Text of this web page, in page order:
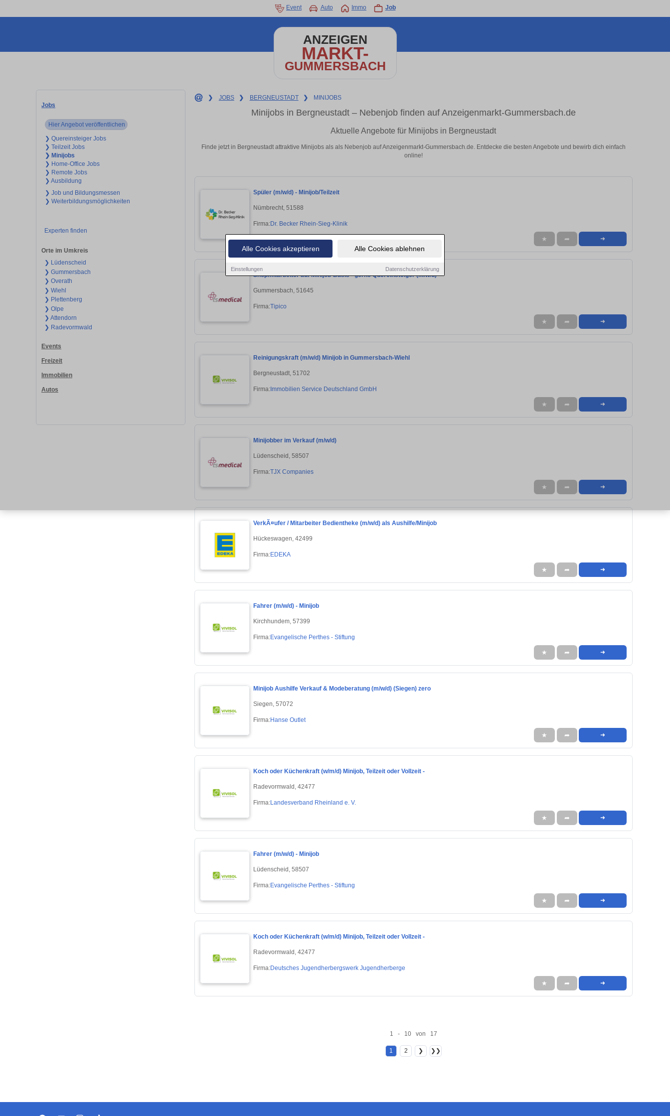
Alle Cookies akzeptieren Alle Cookies ablehnen
Einstellungen Datenschutzerklärung
Event Auto Immo Job
ANZEIGEN
MARKT-
GUMMERSBACH
Jobs
Hier Angebot veröffentlichen
❯ Quereinsteiger Jobs
❯ Teilzeit Jobs
❯ Minijobs
❯ Home-Office Jobs
❯ Remote Jobs
❯ Ausbildung
❯ Job und Bildungsmessen
❯ Weiterbildungsmöglichkeiten
Experten finden
Orte im Umkreis
❯ Lüdenscheid
❯ Gummersbach
❯ Overath
❯ Wiehl
❯ Plettenberg
❯ Olpe
❯ Attendorn
❯ Radevormwald
Events
Freizeit
Immobilien
Autos
❯ JOBS ❯ BERGNEUSTADT ❯ MINIJOBS
Minijobs in Bergneustadt – Nebenjob finden auf Anzeigenmarkt-Gummersbach.de
Aktuelle Angebote für Minijobs in Bergneustadt
Finde jetzt in Bergneustadt attraktive Minijobs als als Nebenjob auf Anzeigenmarkt-Gummersbach.de. Entdecke die besten Angebote und bewirb dich einfach
online!
Spüler (m/w/d) - Minijob/Teilzeit
Nümbrecht, 51588
Firma:Dr. Becker Rhein-Sieg-Klinik
★ ➦ ➜
Shopmitarbeiter auf Minijob-Basis - gerne Quereinsteiger (m/w/d)
Gummersbach, 51645
Firma:Tipico
★ ➦ ➜
Reinigungskraft (m/w/d) Minijob in Gummersbach-Wiehl
Bergneustadt, 51702
Firma:Immobilien Service Deutschland GmbH
★ ➦ ➜
Minijobber im Verkauf (m/w/d)
Lüdenscheid, 58507
Firma:TJX Companies
★ ➦ ➜
VerkÃ¤ufer / Mitarbeiter Bedientheke (m/w/d) als Aushilfe/Minijob
Hückeswagen, 42499
Firma:EDEKA
★ ➦ ➜
Fahrer (m/w/d) - Minijob
Kirchhundem, 57399
Firma:Evangelische Perthes - Stiftung
★ ➦ ➜
Minijob Aushilfe Verkauf & Modeberatung (m/w/d) (Siegen) zero
Siegen, 57072
Firma:Hanse Outlet
★ ➦ ➜
Koch oder Küchenkraft (w/m/d) Minijob, Teilzeit oder Vollzeit -
Radevormwald, 42477
Firma:Landesverband Rheinland e. V.
★ ➦ ➜
Fahrer (m/w/d) - Minijob
Lüdenscheid, 58507
Firma:Evangelische Perthes - Stiftung
★ ➦ ➜
Koch oder Küchenkraft (w/m/d) Minijob, Teilzeit oder Vollzeit -
Radevormwald, 42477
Firma:Deutsches Jugendherbergswerk Jugendherberge
★ ➦ ➜
1 - 10 von 17
1 2 ❯ ❯❯